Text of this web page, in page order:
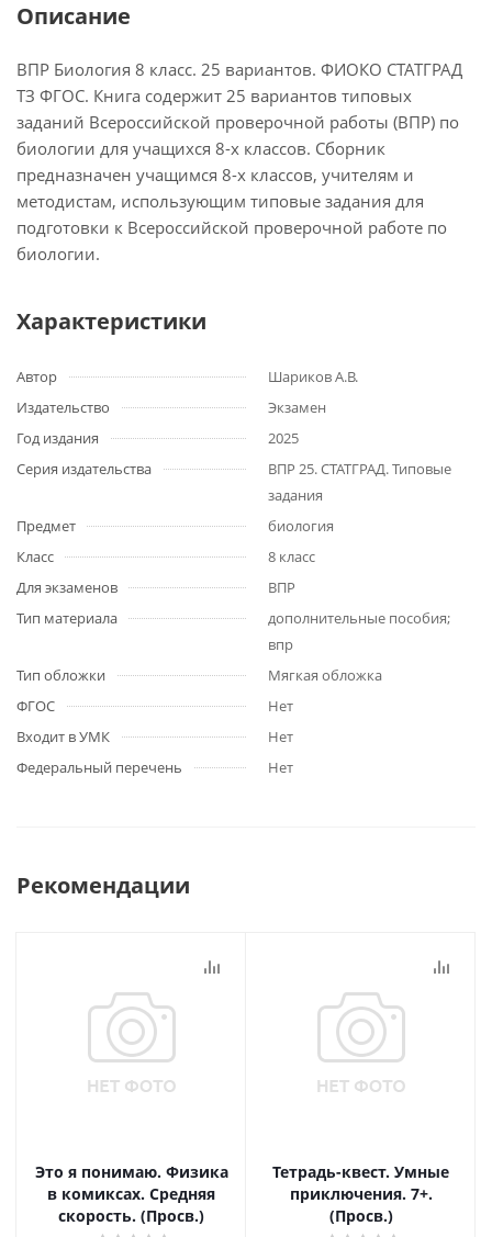
Описание
ВПР Биология 8 класс. 25 вариантов. ФИОКО СТАТГРАД
ТЗ ФГОС. Книга содержит 25 вариантов типовых
заданий Всероссийской проверочной работы (ВПР) по
биологии для учащихся 8-х классов. Сборник
предназначен учащимся 8-х классов, учителям и
методистам, использующим типовые задания для
подготовки к Всероссийской проверочной работе по
биологии.
Характеристики
Автор
Шариков А.В.
Издательство
Экзамен
Год издания
2025
Серия издательства
ВПР 25. СТАТГРАД. Типовые
задания
Предмет
биология
Класс
8 класс
Для экзаменов
ВПР
Тип материала
дополнительные пособия;
впр
Тип обложки
Мягкая обложка
ФГОС
Нет
Входит в УМК
Нет
Федеральный перечень
Нет
Рекомендации
Это я понимаю. Физика
в комиксах. Средняя
скорость. (Просв.)
Тетрадь-квест. Умные
приключения. 7+.
(Просв.)